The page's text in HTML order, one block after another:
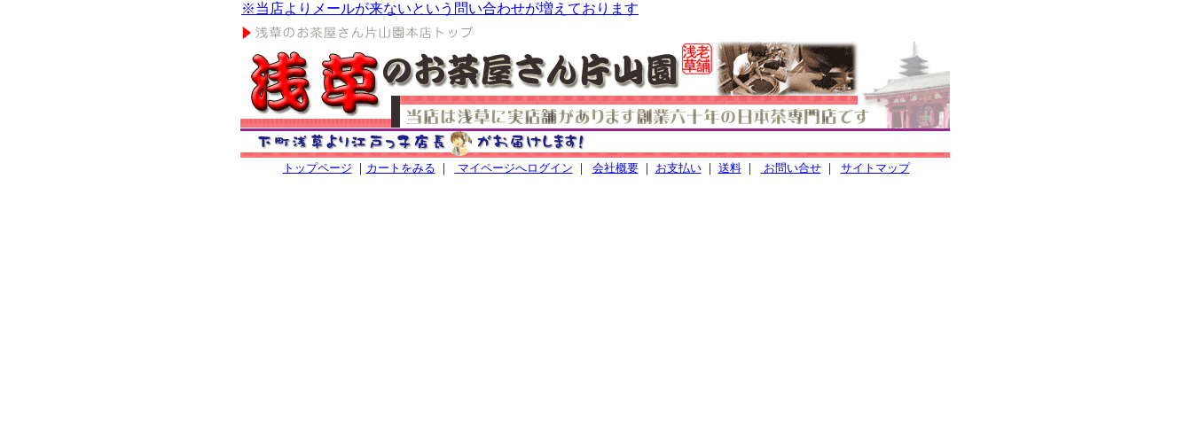
※当店よりメールが来ないという問い合わせが増えております
トップページ ｜ カートをみる ｜ マイページへログイン ｜ 会社概要｜ お支払い｜ 送料｜ お問い合せ｜ サイトマップ